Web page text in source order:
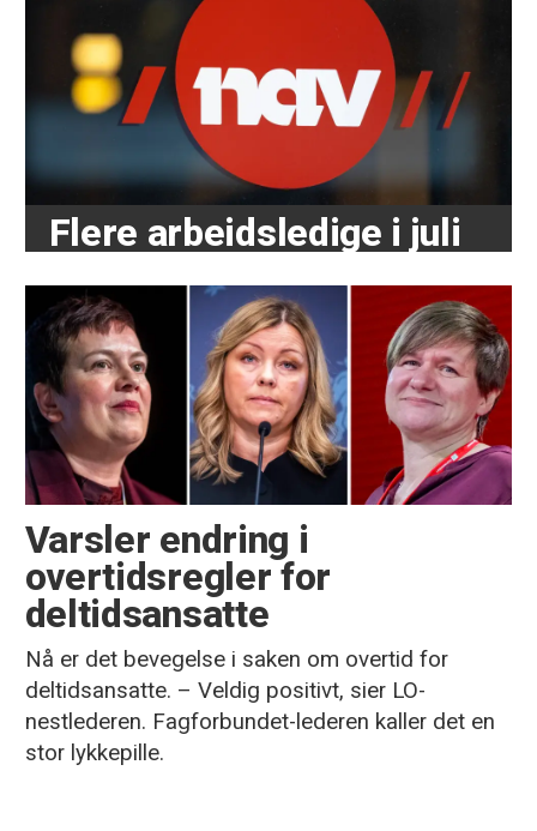
Flere arbeidsledige i juli
Varsler endring i
overtidsregler for
deltidsansatte
Nå er det bevegelse i saken om overtid for
deltidsansatte. – Veldig positivt, sier LO-
nestlederen. Fagforbundet-lederen kaller det en
stor lykkepille.